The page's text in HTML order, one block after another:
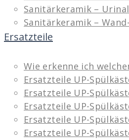
Sanitärkeramik – Urinal
Sanitärkeramik –
Ersatzteile
Wie erkenne ich
Ersatzteile UP-
Ersatzteile UP-
Ersatzteile UP-
Ersatzteile UP-
Ersatzteile UP-